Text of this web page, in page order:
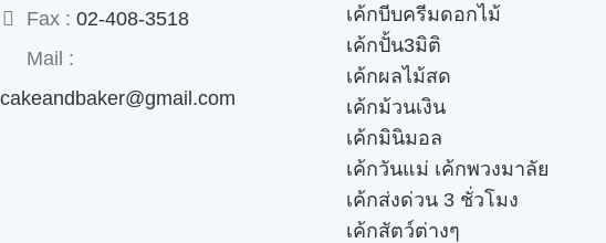
Fax : 02-408-3518
Mail :
cakeandbaker@gmail.com
เค้กบีบครีมดอกไม้
เค้กปั้น3มิติ
เค้กผลไม้สด
เค้กม้วนเงิน
เค้กมินิมอล
เค้กวันแม่ เค้กพวงมาลัย
เค้กส่งด่วน 3 ชั่วโมง
เค้กสัตว์ต่างๆ